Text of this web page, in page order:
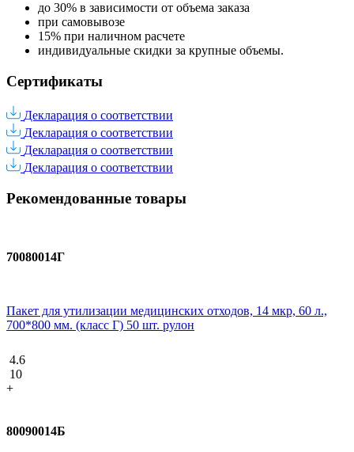
до 30% в зависимости от объема заказа
при самовывозе
15% при наличном расчете
индивидуальные скидки за крупные объемы.
Сертификаты
Декларация о соответствии
Декларация о соответствии
Декларация о соответствии
Декларация о соответствии
Рекомендованные товары
70080014Г
Пакет для утилизации медицинских отходов, 14 мкр, 60 л.,
700*800 мм. (класс Г) 50 шт. рулон
4.6
10
+
80090014Б